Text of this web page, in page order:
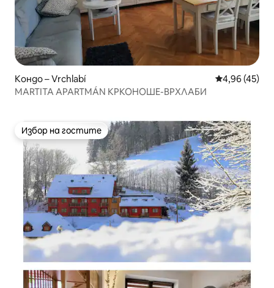
Кондо – Vrchlabí Средна
4,96 (45)
MARTITA APARTMÁN КРКОНОШЕ-ВРХЛАБИ
Избор на гостите
Избор на гостите